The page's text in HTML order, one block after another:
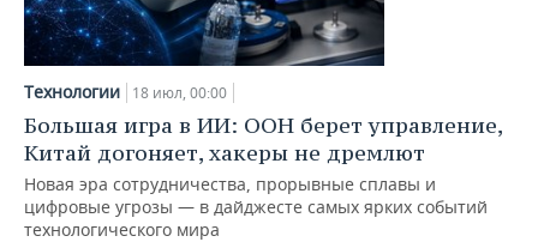
ВОЛЕЙБОЛ
КИБЕРСПОРТ
ФИГУРНОЕ КАТАНИЕ
ВОДНЫЕ ВИДЫ СПОРТА
ХОККЕЙ С МЯЧОМ
ИСТОРИЯ
КУЛЬТУРА
МЕДИЦИНА
ОБРАЗОВАНИЕ
ПРОИСШЕСТВИЯ
СПИСОК ПЕРСОН
СПИСОК КОМПАНИЙ
ПОЛНАЯ ВЕРСИЯ
Технологии 18 июл, 00:00
Большая игра в ИИ: ООН берет управление,
Китай догоняет, хакеры не дремлют
Новая эра сотрудничества, прорывные сплавы и
цифровые угрозы — в дайджесте самых ярких событий
технологического мира